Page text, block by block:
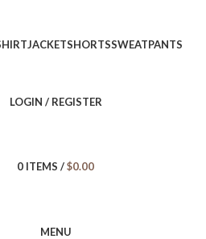
JACKETSHORTSSWEATPANTS
LOGIN / REGISTER
0 ITEMS /$0.00
MENU